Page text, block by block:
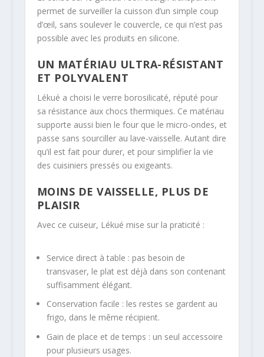
permet de surveiller la cuisson d’un simple coup
d’œil, sans soulever le couvercle, ce qui n’est pas
possible avec les produits en silicone.
UN MATÉRIAU ULTRA-RÉSISTANT
ET POLYVALENT
Lékué a choisi le verre borosilicaté, réputé pour
sa résistance aux chocs thermiques. Ce matériau
supporte aussi bien le four que le micro-ondes, et
passe sans sourciller au lave-vaisselle. Autant dire
qu’il est fait pour durer, et pour simplifier la vie
des cuisiniers pressés ou exigeants.
MOINS DE VAISSELLE, PLUS DE
PLAISIR
Avec ce cuiseur, Lékué mise sur la praticité :
Service direct à table : pas besoin de
transvaser, le plat est déjà dans son contenant
suffisamment élégant.
Conservation facile : les restes se gardent au
frigo, dans le même récipient.
Gain de place et de temps : un seul accessoire
pour plusieurs usages.